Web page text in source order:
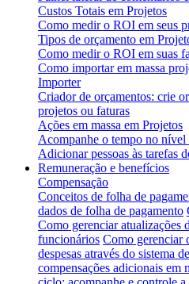
Custos Totais em Projetos
Como medir o ROI em seus
Tipos de orçamento em
Como medir o ROI em suas
Como importar em massa
Importer
Criador de orçamentos: crie
projetos ou faturas
Ações em massa em Projetos
Acompanhe o tempo no nível
Adicionar pessoas às tarefas
Remuneração e benefícios
Compensação
Conceitos de folha de
dados de folha de pagamento
Como gerenciar atualizações
funcionários Como gerenciar
despesas através do sistema
compensações adicionais em